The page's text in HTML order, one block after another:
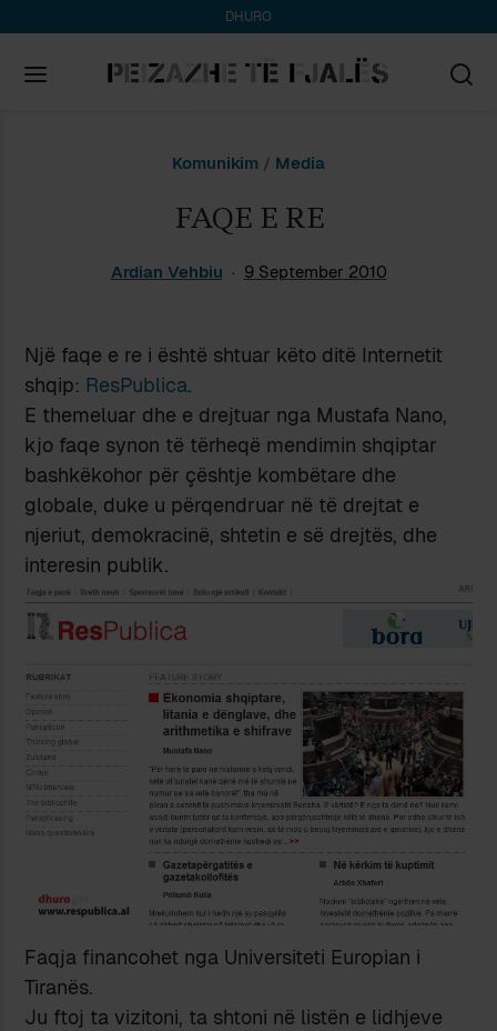
DHURO
Komunikim / Media
FAQE E RE
Ardian Vehbiu 9 September 2010
Një faqe e re i është shtuar këto ditë Internetit
shqip: ResPublica.
E themeluar dhe e drejtuar nga Mustafa Nano,
kjo faqe synon të tërheqë mendimin shqiptar
bashkëkohor për çështje kombëtare dhe
globale, duke u përqendruar në të drejtat e
njeriut, demokracinë, shtetin e së drejtës, dhe
interesin publik.
Faqja financohet nga Universiteti Europian i
Tiranës.
Ju ftoj ta vizitoni, ta shtoni në listën e lidhjeve